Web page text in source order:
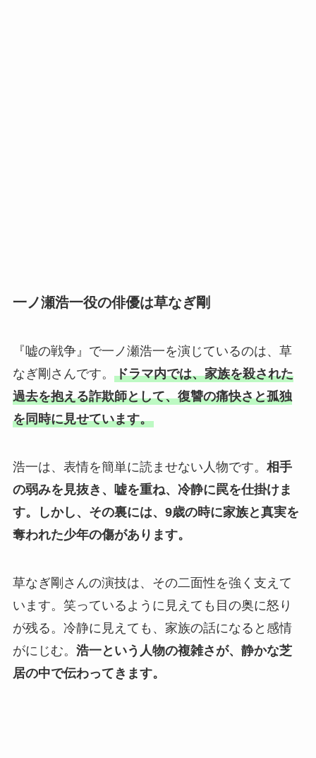
一ノ瀬浩一役の俳優は草なぎ剛
『嘘の戦争』で一ノ瀬浩一を演じているのは、草
なぎ剛さんです。 ドラマ内では、家族を殺された
過去を抱える詐欺師として、復讐の痛快さと孤独
を同時に見せています。
浩一は、表情を簡単に読ませない人物です。 相手
の弱みを見抜き、嘘を重ね、冷静に罠を仕掛けま
す。
しかし、その裏には、9歳の時に家族と真実を
奪われた少年の傷があります。
草なぎ剛さんの演技は、その二面性を強く支えて
います。笑っているように見えても目の奥に怒り
が残る。冷静に見えても、家族の話になると感情
がにじむ。 浩一という人物の複雑さが、静かな芝
居の中で伝わってきます。